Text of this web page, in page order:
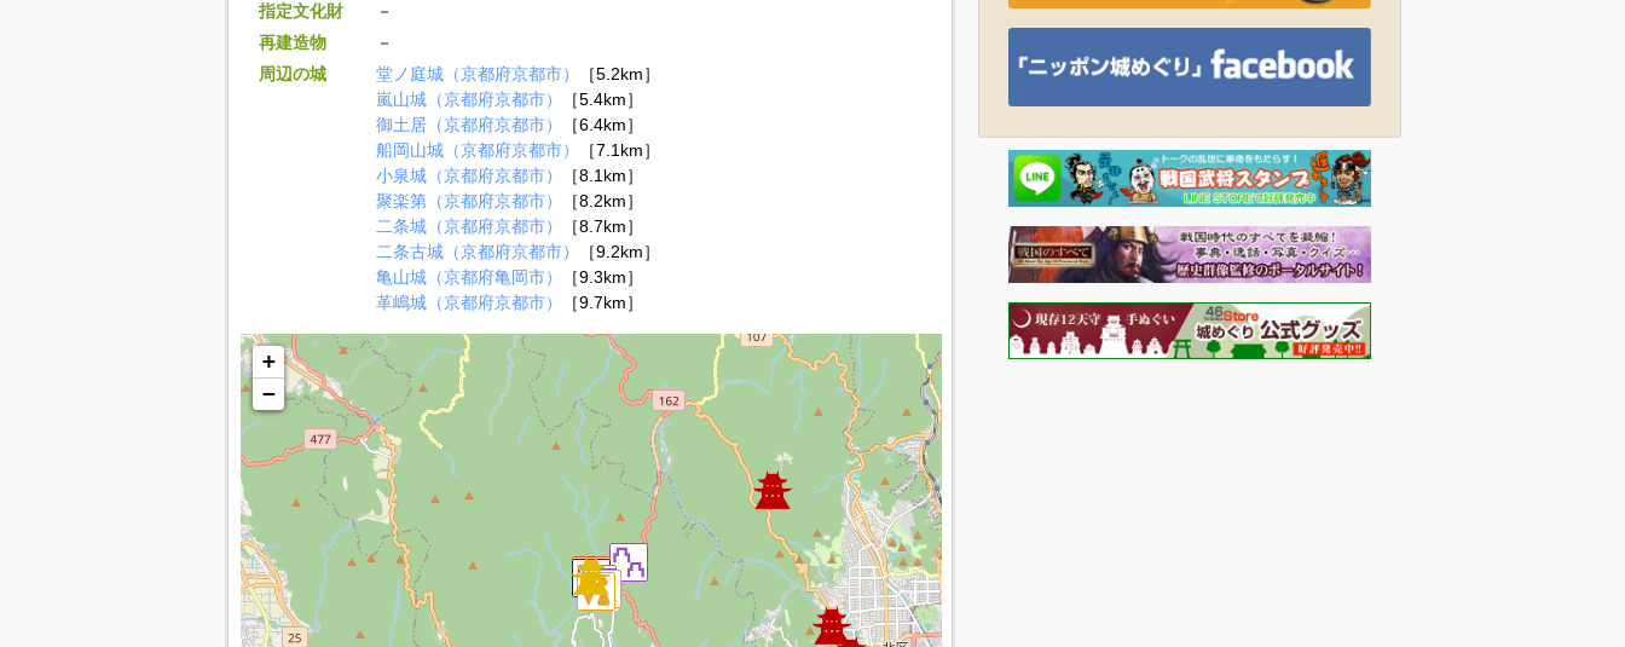
指定文化財
－
再建造物
－
周辺の城
堂ノ庭城（京都府京都市）
［5.2km］
嵐山城（京都府京都市）
［5.4km］
御土居（京都府京都市）
［6.4km］
船岡山城（京都府京都市）
［7.1km］
小泉城（京都府京都市）
［8.1km］
聚楽第（京都府京都市）
［8.2km］
二条城（京都府京都市）
［8.7km］
二条古城（京都府京都市）
［9.2km］
亀山城（京都府亀岡市）
［9.3km］
革嶋城（京都府京都市）
［9.7km］
+
−